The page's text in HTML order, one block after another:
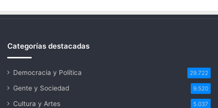
Categorías destacadas
Democracia y Política 29.722
Gente y Sociedad 9.520
Cultura y Artes 5.037